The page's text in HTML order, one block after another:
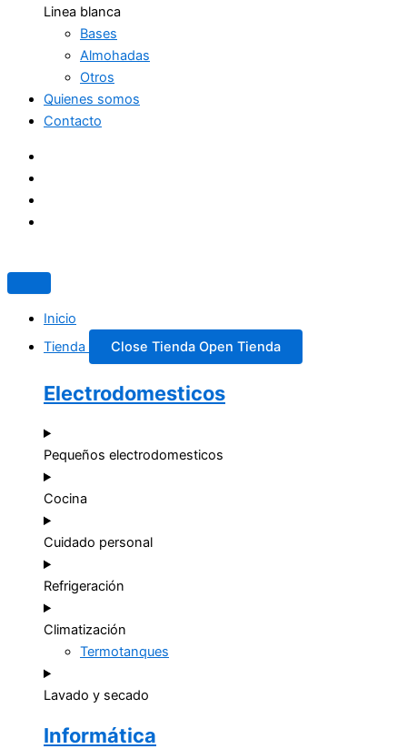
Linea blanca
Bases
Almohadas
Otros
Quienes somos
Contacto
Inicio
Tienda
Close Tienda Open Tienda
Electrodomesticos
Pequeños electrodomesticos
Cocina
Cuidado personal
Refrigeración
Climatización
Termotanques
Lavado y secado
Informática